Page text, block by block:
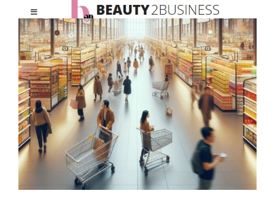
contenuto
Toggle
Navigation
HOME
CHI SIAMO
LE RIVISTE
NEWSLETTER
Ingrandisci
immagine